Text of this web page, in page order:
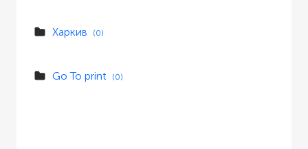
Харкив (0)
Go To print (0)